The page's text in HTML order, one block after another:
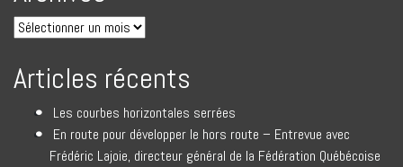
Articles récents
Les courbes horizontales serrées
En route pour développer le hors route – Entrevue avec
Frédéric Lajoie, directeur général de la Fédération Québécoise